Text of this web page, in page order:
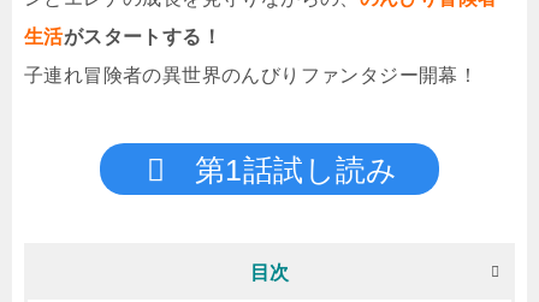
生活がスタートする！
子連れ冒険者の異世界のんびりファンタジー開幕！
第1話試し読み
目次